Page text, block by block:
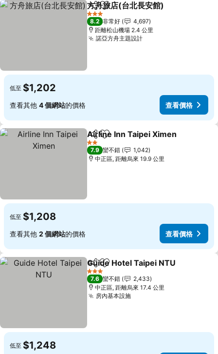
分享 加入我的最愛
方舟旅店(台北長安館)
3 星級
8.2 非常好
4,697
距離松山機場 2.4 公里
諾亞方舟主題設計
低至 $1,202
查看其他 4 個網站的價格 查看價格
分享 加入我的最愛
Airline Inn Taipei Ximen
2 星級
7.9 蠻不錯
1,042
中正區, 距離烏來 19.9 公里
低至 $1,208
查看其他 2 個網站的價格 查看價格
分享 加入我的最愛
Guide Hotel Taipei NTU
3 星級
7.6 蠻不錯
2,433
中正區, 距離烏來 17.4 公里
房內基本設施
低至 $1,248